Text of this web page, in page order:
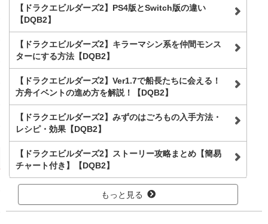
【ドラクエビルダーズ2】PS4版とSwitch版の違い
【DQB2】
【ドラクエビルダーズ2】キラーマシン系を仲間モンス
ターにする方法【DQB2】
【ドラクエビルダーズ2】Ver1.7で船長たちに会える！
方舟イベントの進め方を解説！【DQB2】
【ドラクエビルダーズ2】みずのはごろもの入手方法・
レシピ・効果【DQB2】
【ドラクエビルダーズ2】ストーリー攻略まとめ【簡易
チャート付き】【DQB2】
もっと見る